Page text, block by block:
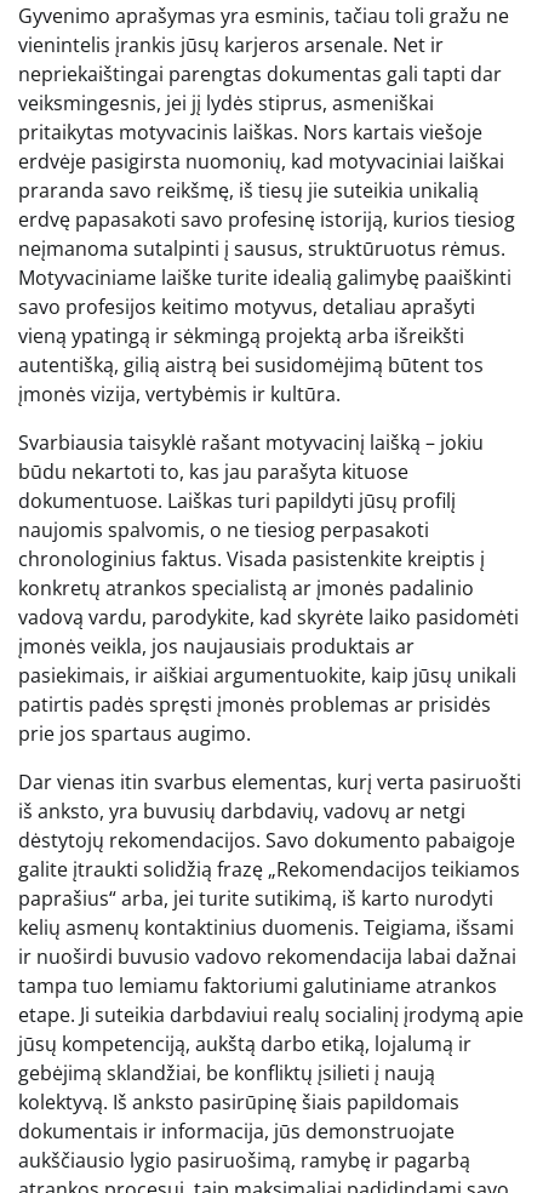
Gyvenimo aprašymas yra esminis, tačiau toli gražu ne
vienintelis įrankis jūsų karjeros arsenale. Net ir
nepriekaištingai parengtas dokumentas gali tapti dar
veiksmingesnis, jei jį lydės stiprus, asmeniškai
pritaikytas motyvacinis laiškas. Nors kartais viešoje
erdvėje pasigirsta nuomonių, kad motyvaciniai laiškai
praranda savo reikšmę, iš tiesų jie suteikia unikalią
erdvę papasakoti savo profesinę istoriją, kurios tiesiog
neįmanoma sutalpinti į sausus, struktūruotus rėmus.
Motyvaciniame laiške turite idealią galimybę paaiškinti
savo profesijos keitimo motyvus, detaliau aprašyti
vieną ypatingą ir sėkmingą projektą arba išreikšti
autentišką, gilią aistrą bei susidomėjimą būtent tos
įmonės vizija, vertybėmis ir kultūra.
Svarbiausia taisyklė rašant motyvacinį laišką – jokiu
būdu nekartoti to, kas jau parašyta kituose
dokumentuose. Laiškas turi papildyti jūsų profilį
naujomis spalvomis, o ne tiesiog perpasakoti
chronologinius faktus. Visada pasistenkite kreiptis į
konkretų atrankos specialistą ar įmonės padalinio
vadovą vardu, parodykite, kad skyrėte laiko pasidomėti
įmonės veikla, jos naujausiais produktais ar
pasiekimais, ir aiškiai argumentuokite, kaip jūsų unikali
patirtis padės spręsti įmonės problemas ar prisidės
prie jos spartaus augimo.
Dar vienas itin svarbus elementas, kurį verta pasiruošti
iš anksto, yra buvusių darbdavių, vadovų ar netgi
dėstytojų rekomendacijos. Savo dokumento pabaigoje
galite įtraukti solidžią frazę „Rekomendacijos teikiamos
paprašius“ arba, jei turite sutikimą, iš karto nurodyti
kelių asmenų kontaktinius duomenis. Teigiama, išsami
ir nuoširdi buvusio vadovo rekomendacija labai dažnai
tampa tuo lemiamu faktoriumi galutiniame atrankos
etape. Ji suteikia darbdaviui realų socialinį įrodymą apie
jūsų kompetenciją, aukštą darbo etiką, lojalumą ir
gebėjimą sklandžiai, be konfliktų įsilieti į naują
kolektyvą. Iš anksto pasirūpinę šiais papildomais
dokumentais ir informacija, jūs demonstruojate
aukščiausio lygio pasiruošimą, ramybę ir pagarbą